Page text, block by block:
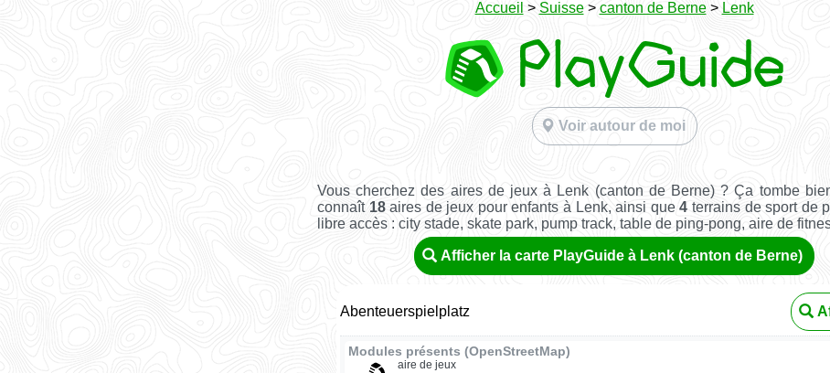
Accueil > Suisse> canton de Berne> Lenk
Voir autour de moi
Vous cherchez des aires de jeux à Lenk (canton de Berne) ? Ça tombe
connaît 18aires de jeux pour enfants à Lenk, ainsi que4 terrains de sport de
libre accès : city stade, skate park, pump track, table de ping-pong, aire de
Afficher la carte PlayGuide à Lenk (canton de Berne)
Abenteuerspielplatz
Modules présents (OpenStreetMap)
aire de jeux